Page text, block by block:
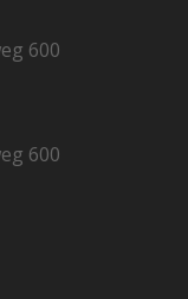
600
600